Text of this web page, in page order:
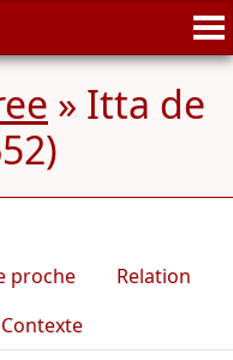
» Itta de
proche
Relation
Contexte